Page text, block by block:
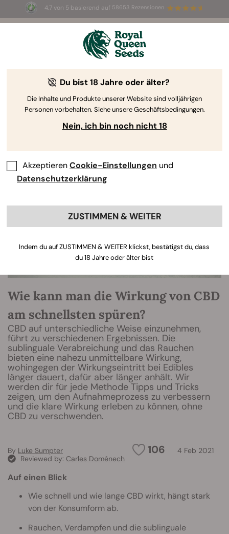
4.7 von 5 basierend auf 58653 Rezensionen
2-für-1—Nur für kurze Zeit
2d 21h 53m 42s
The RQS Blog
Wie kann man die Wirkung von CBD
am schnellsten spüren?
CBD auf unterschiedliche Weise einzunehmen,
führt zu verschiedenen Ergebnissen. Die
sublinguale Verabreichung und das Rauchen
bieten eine nahezu unmittelbare Wirkung,
wohingegen der Wirkungseintritt bei Edibles
länger dauert, dafür aber länger anhält. Wir
werden dir für jede Methode Tipps und Tricks
zeigen, um den Aufnahmeprozess zu verbessern
und die klare Wirkung erleben zu können, ohne
CBD zu verschwenden.
106 4 Feb 2021
By Luke Sumpter
Reviewed by: Carles Doménech
Auf einen Blick
Wie schnell und wie lange CBD wirkt, hängt stark
von der Konsumform ab.
Rauchen, Verdampfen und die sublinguale
Du bist 18 Jahre oder älter?
Die Inhalte und Produkte unserer Website sind volljährigen
Personen vorbehalten. Siehe unsere Geschäftsbedingungen.
Nein, ich bin noch nicht 18
AkzeptierenCookie-Einstellungen und
Datenschutzerklärung
ZUSTIMMEN & WEITER
Indem du auf ZUSTIMMEN & WEITER klickst, bestätigst du, dass
du 18 Jahre oder älter bist